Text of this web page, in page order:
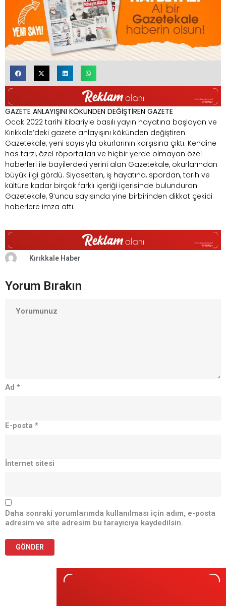
GAZETE ANLAYIŞINI KÖKÜNDEN DEĞİŞTİREN GAZETE
Ocak 2022 tarihi itibariyle basılı yayın hayatına başlayan ve
Kırıkkale’deki gazete anlayışını kökünden değiştiren
Gazetekale, yeni sayısıyla okurlarının karşısına çıktı. Kendine
has tarzı, özel röportajları ve hiçbir yerde olmayan özel
haberleri ile bayilerdeki yerini alan Gazetekale, okurlarından
büyük ilgi gördü. Siyasetten, iş hayatına, spordan, tarih ve
kültüre kadar birçok farklı içeriği içerisinde bulunduran
Gazetekale, 9’uncu sayısında yine birbirinden dikkat çekici
haberlere imza attı.
Kırıkkale Haber
Yorum Bırakın
Ad *
E-posta *
İnternet sitesi
Daha sonraki yorumlarımda kullanılması için adım, e-posta
adresim ve site adresim bu tarayıcıya kaydedilsin.